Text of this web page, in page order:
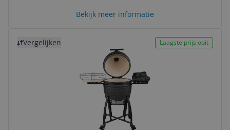
Bekijk meer informatie
Vergelijken Laagste prijs ooit